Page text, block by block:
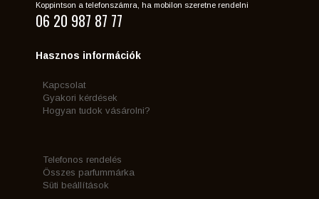
Koppintson a telefonszámra, ha mobilon szeretne rendelni
06 20 987 87 77
Hasznos információk
Kapcsolat
Gyakori kérdések
Hogyan tudok vásárolni?
Telefonos rendelés
Összes parfummárka
Süti beállítások